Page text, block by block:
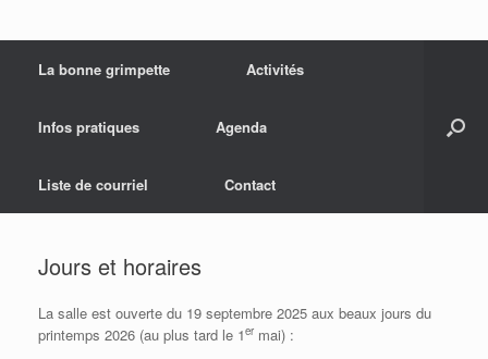
La bonne grimpette Activités
Infos pratiques Agenda
Liste de courriel Contact
Jours et horaires
La salle est ouverte du 19 septembre 2025 aux beaux jours du
printemps 2026 (au plus tard le 1er mai) :